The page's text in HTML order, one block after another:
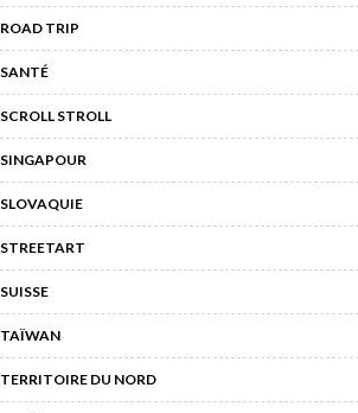
ROAD TRIP
SANTÉ
SCROLL STROLL
SINGAPOUR
SLOVAQUIE
STREETART
SUISSE
TAÏWAN
TERRITOIRE DU NORD